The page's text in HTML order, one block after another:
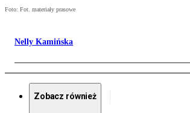
Foto: Fot. materiały prasowe
Nelly Kamińska
Zobacz również